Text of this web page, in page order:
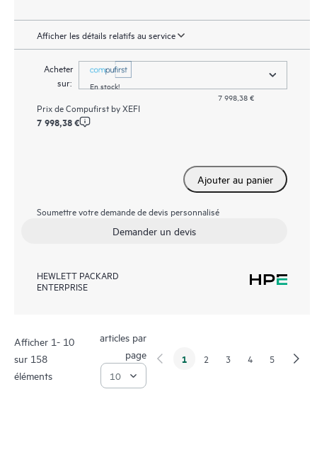
Afficher les détails relatifs au service
Acheter
sur:
En stock!
7 998,38 €
Prix deCompufirst by XEFI
7 998,38 €
Ajouter au panier
Soumettre votre demande de devis personnalisé
Demander un devis
HEWLETT PACKARD
ENTERPRISE
Afficher 1- 10
sur 158
éléments
articles par
page
1 2 3 4 5